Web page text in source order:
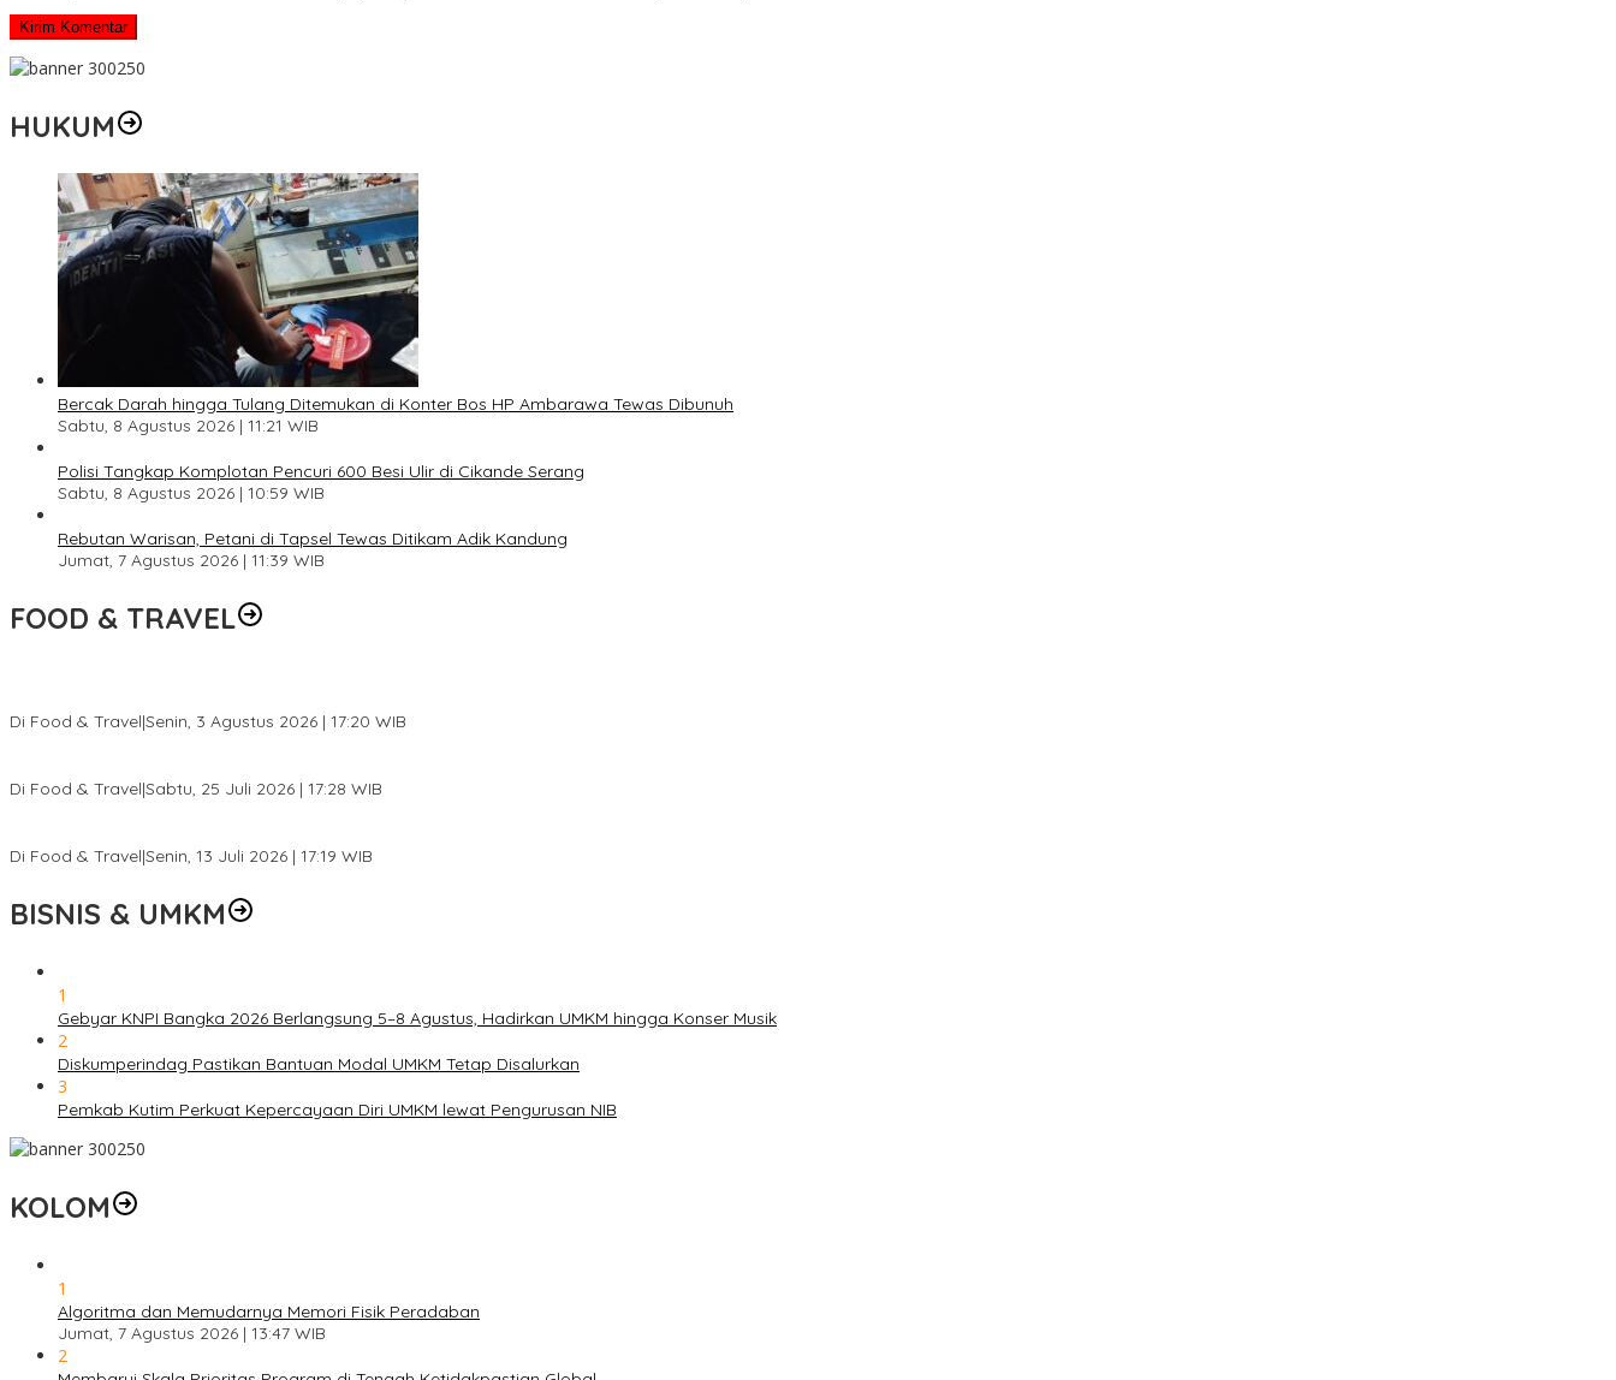
HUKUM
Bercak Darah hingga Tulang Ditemukan di Konter Bos HP Ambarawa Tewas Dibunuh
Sabtu, 8 Agustus 2026 | 11:21 WIB
Polisi Tangkap Komplotan Pencuri 600 Besi Ulir di Cikande Serang
Sabtu, 8 Agustus 2026 | 10:59 WIB
Rebutan Warisan, Petani di Tapsel Tewas Ditikam Adik Kandung
Jumat, 7 Agustus 2026 | 11:39 WIB
FOOD & TRAVEL
Di Food & Travel|Senin, 3 Agustus 2026 | 17:20 WIB
Di Food & Travel|Sabtu, 25 Juli 2026 | 17:28 WIB
Di Food & Travel|Senin, 13 Juli 2026 | 17:19 WIB
BISNIS & UMKM
1
Gebyar KNPI Bangka 2026 Berlangsung 5–8 Agustus, Hadirkan UMKM hingga Konser Musik
2
Diskumperindag Pastikan Bantuan Modal UMKM Tetap Disalurkan
3
Pemkab Kutim Perkuat Kepercayaan Diri UMKM lewat Pengurusan NIB
KOLOM
1
Algoritma dan Memudarnya Memori Fisik Peradaban
Jumat, 7 Agustus 2026 | 13:47 WIB
2